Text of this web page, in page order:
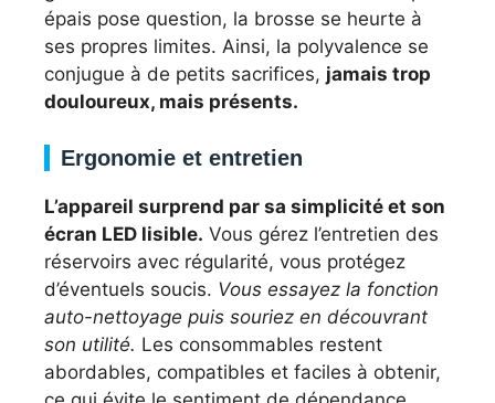
épais pose question, la brosse se heurte à
ses propres limites. Ainsi, la polyvalence se
conjugue à de petits sacrifices, jamais trop
douloureux, mais présents.
Ergonomie et entretien
L’appareil surprend par sa simplicité et son
écran LED lisible. Vous gérez l’entretien des
réservoirs avec régularité, vous protégez
d’éventuels soucis. Vous essayez la fonction
auto-nettoyage puis souriez en découvrant
son utilité. Les consommables restent
abordables, compatibles et faciles à obtenir,